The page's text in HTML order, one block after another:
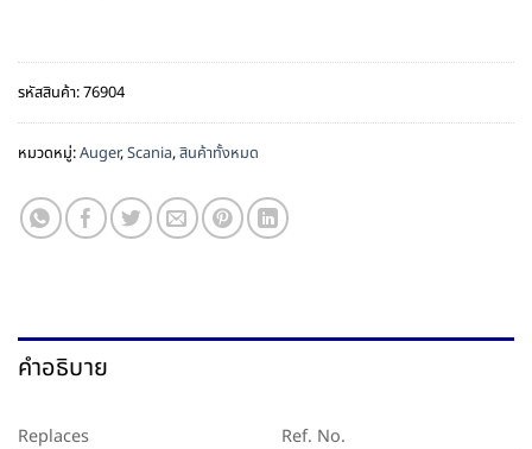
รหัสสินค้า:76904
หมวดหมู่:Auger,Scania,สินค้าทั้งหมด
คำอธิบาย
Replaces
Ref. No.